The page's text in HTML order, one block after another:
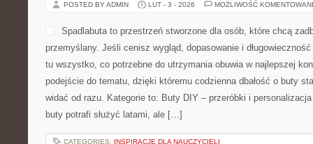
POSTED BY ADMIN LUT - 3 - 2026 MOŻLIWOŚĆ
Spadlabuta to przestrzeń stworzone dla osób, które chcą
przemyślany. Jeśli cenisz wygląd, dopasowanie i
tu wszystko, co potrzebne do utrzymania obuwia w najlepszej
podejście do tematu, dzięki któremu codzienna dbałość o buty
widać od razu. Kategorie to: Buty DIY – przeróbki i
buty potrafi służyć latami, ale […]
CATEGORIES: INSPIRACJE DLA NAUCZYCIELI